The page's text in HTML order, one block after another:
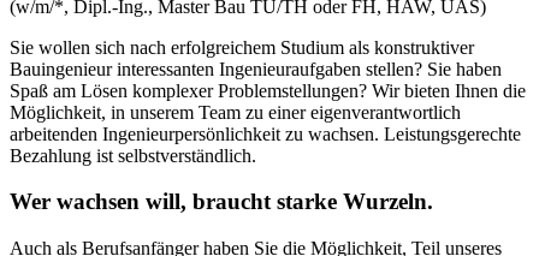
(w/m/*, Dipl.-Ing., Master Bau TU/TH oder FH, HAW, UAS)
Sie wollen sich nach erfolgreichem Studium als konstruktiver
Bauingenieur interessanten Ingenieuraufgaben stellen? Sie haben
Spaß am Lösen komplexer Problemstellungen? Wir bieten Ihnen die
Möglichkeit, in unserem Team zu einer eigenverantwortlich
arbeitenden Ingenieurpersönlichkeit zu wachsen. Leistungsgerechte
Bezahlung ist selbstverständlich.
Wer wachsen will, braucht starke Wurzeln.
Auch als Berufsanfänger haben Sie die Möglichkeit, Teil unseres